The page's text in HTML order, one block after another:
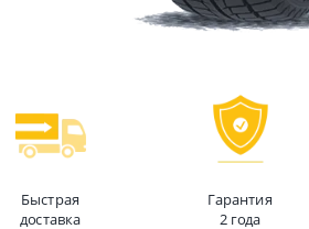
Быстрая
доставка
Гарантия
2 года